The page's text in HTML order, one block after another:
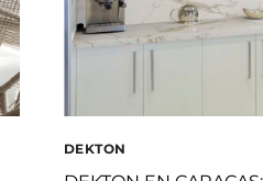
DEKTON